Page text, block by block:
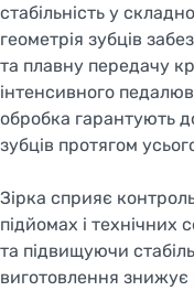
стабільність у
геометрія зубців
та плавну передачу
інтенсивного
обробка гарантують
зубців протягом
Зірка сприяє
підйомах і технічних
та підвищуючи
виготовлення знижує